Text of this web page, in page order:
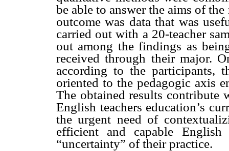
be able to answer the aims of
outcome was data that was
carried out with a 20-teacher
out among the findings as
received through their major.
according to the participants,
oriented to the pedagogic axis
The obtained results contribute
English teachers education’s
the urgent need of
efficient and capable
“uncertainty” of their practice.